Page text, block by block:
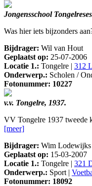
Jongensschool
Was hier iets bijzonders
Bijdrager: Wil van Hout
Geplaatst op: 25-07-2006
Locatie 1.: Tongelre | 312
Onderwerp.: Scholen /
Fotonummer: 10227
v.v. Tongelre, 1937.
VV Tongelre 1937 tweede
[meer]
Bijdrager: Wim Lodewijks
Geplaatst op: 15-03-2007
Locatie 1.: Tongelre | 321
Onderwerp.: Sport |
Fotonummer: 18092